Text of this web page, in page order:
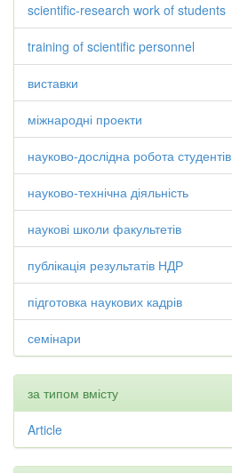
scientific-research work of students
training of scientific personnel
виставки
міжнародні проекти
науково-дослідна робота студентів
науково-технічна діяльність
наукові школи факультетів
публікація результатів НДР
підготовка наукових кадрів
семінари
за типом вмісту
Article